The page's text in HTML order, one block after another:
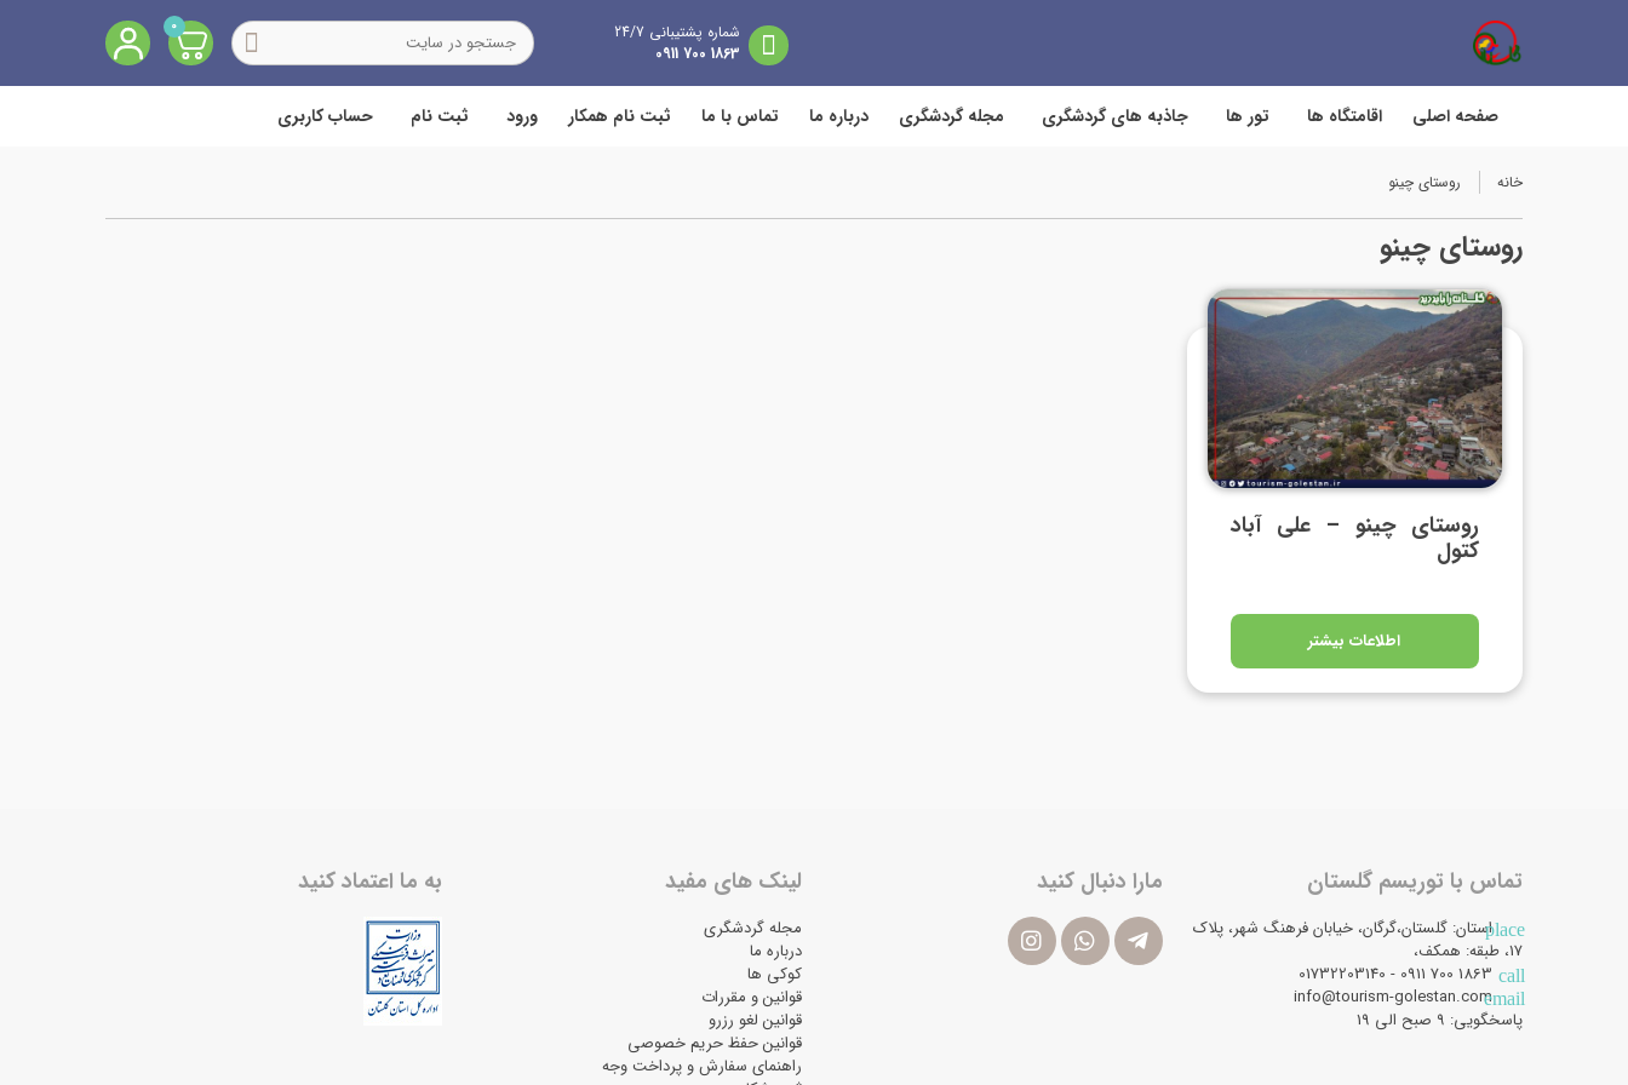
شماره پشتیبانی 24/7
1863 700 0911
0
صفحه اصلی اقامتگاه ها تور ها جاذبه های گردشگری مجله گردشگری درباره ما تماس با ما ثبت نام همکار ورود ثبت نام حساب کاربری
خانه روستای چینو
روستای چینو
روستای چینو – علی آباد
کتول
اطلاعات بیشتر
تماس با توریسم گلستان
placeاستان: گلستان،گرگان، خیابان فرهنگ شهر، پلاک
17، طبقه: همکف،
call
email
info@tourism-golestan.com
پاسخگویی: ۹ صبح الی 19
مارا دنبال کنید لینک های مفید
مجله گردشگری
درباره ما
کوکی ها
قوانین و مقررات
قوانین لغو رزرو
قوانین حفظ حریم خصوصی
راهنمای سفارش و پرداخت وجه
به ما اعتماد کنید